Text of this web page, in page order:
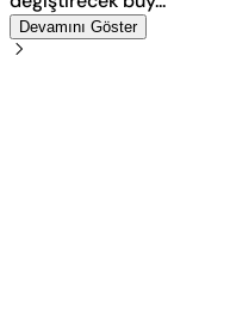
Devamını Göster